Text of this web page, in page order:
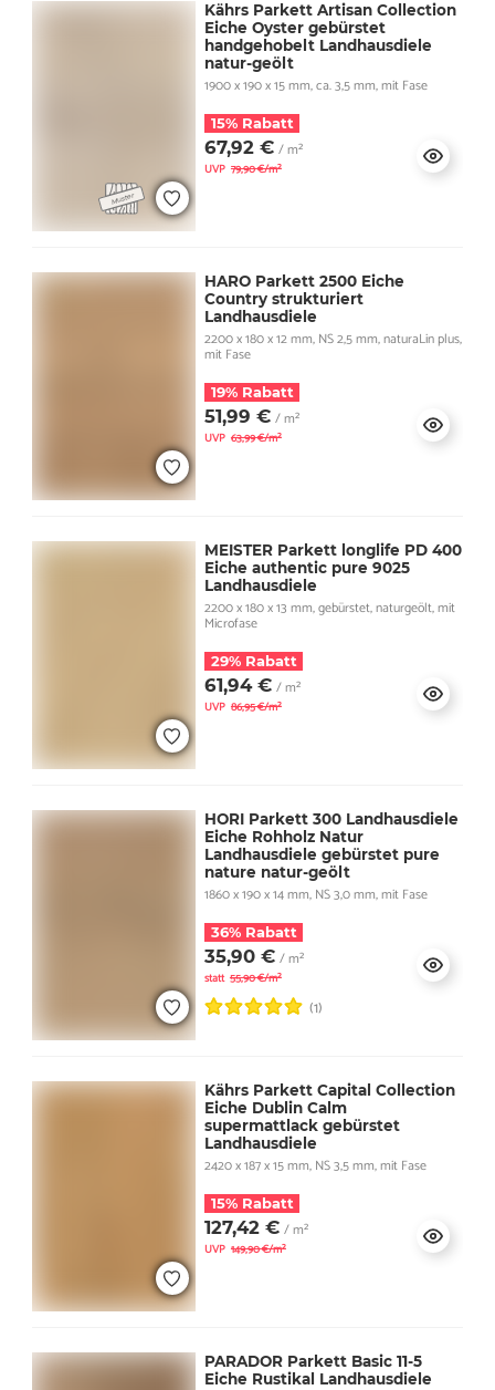
Kährs Parkett Artisan Collection
Eiche Oyster gebürstet
handgehobelt Landhausdiele
natur-geölt
1900 x 190 x 15 mm, ca. 3,5 mm, mit Fase
15% Rabatt
67,92 € / m²
UVP 79,90 €/m²
HARO Parkett 2500 Eiche
Country strukturiert
Landhausdiele
2200 x 180 x 12 mm, NS 2,5 mm, naturaLin plus,
mit Fase
19% Rabatt
51,99 € / m²
UVP 63,99 €/m²
MEISTER Parkett longlife PD 400
Eiche authentic pure 9025
Landhausdiele
2200 x 180 x 13 mm, gebürstet, naturgeölt, mit
Microfase
29% Rabatt
61,94 € / m²
UVP 86,95 €/m²
HORI Parkett 300 Landhausdiele
Eiche Rohholz Natur
Landhausdiele gebürstet pure
nature natur-geölt
1860 x 190 x 14 mm, NS 3,0 mm, mit Fase
36% Rabatt
35,90 € / m²
statt 55,90 €/m²
(1)
Kährs Parkett Capital Collection
Eiche Dublin Calm
supermattlack gebürstet
Landhausdiele
2420 x 187 x 15 mm, NS 3,5 mm, mit Fase
15% Rabatt
127,42 € / m²
UVP 149,90 €/m²
PARADOR Parkett Basic 11-5
Eiche Rustikal Landhausdiele